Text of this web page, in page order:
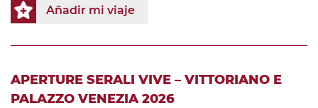
Añadir mi viaje
APERTURE SERALI VIVE – VITTORIANO E
PALAZZO VENEZIA 2026